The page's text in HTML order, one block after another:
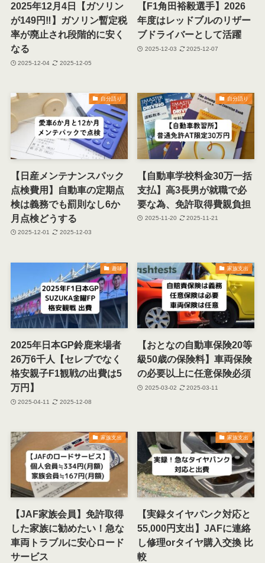
2025年12月4日【ガソリン
が149円‼】ガソリン暫定税
率が廃止され段階的に安く
なる
2025-12-04 2025-12-05
【F1角田裕毅選手】2026
年度はレッドブルのリザー
ブドライバーとして活躍
2025-12-03 2025-12-07
自分語り
【日産メンテナンスパック
点検費用】自動車の定期点
検は義務でも罰則なし6か
月点検どうする
2025-12-01 2025-12-03
自分語り
【自動車学校料金30万一括
支払】高3長男が就職で必
要な為、免許取得費親負担
2025-11-20 2025-11-21
趣味
2025年日本GP鈴鹿来場者
26万6千人【セレブでなく
格安親子F1観戦の出費は5
万円】
2025-04-11 2025-12-08
家族支出
【おとなの自動車保険20等
級50歳の保険料】車両保険
の必要以上に任意保険必須
2025-03-02 2025-03-11
家族支出
【JAF家族会員】免許取得
した家族に勧めたい！急な
車両トラブルに安心ロード
サービス
家族支出
【実録タイヤパンク対応と
55,000円支出】JAFに連絡
し修理orタイヤ購入交換 比
較